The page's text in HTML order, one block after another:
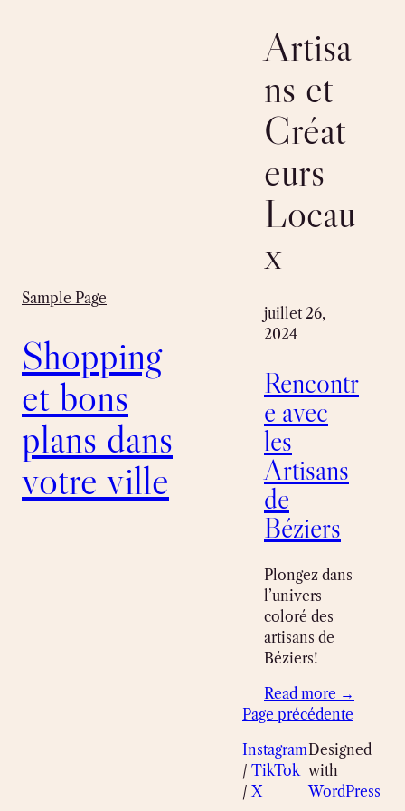
Sample Page
Shopping
et bons
plans dans
votre ville
Artisa
ns et
Créat
eurs
Locau
x
juillet 26,
2024
Rencontr
e avec
les
Artisans
de
Béziers
Plongez dans
l’univers
coloré des
artisans de
Béziers!
Read more →
Page précédente
Instagram
/ TikTok
/ X
Designed
with
WordPress